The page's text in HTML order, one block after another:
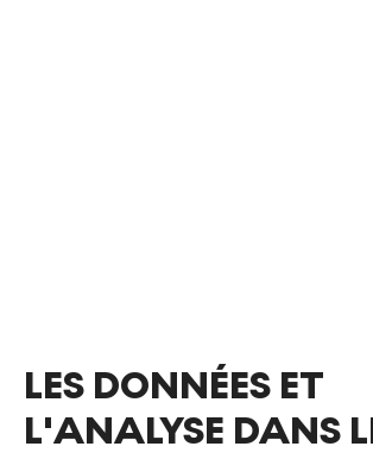
LES DONNÉES ET
L'ANALYSE DANS